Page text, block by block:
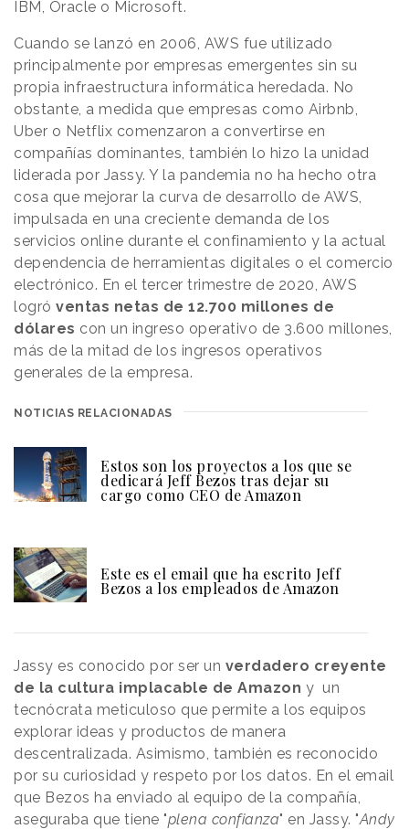
IBM, Oracle o Microsoft.
Cuando se lanzó en 2006, AWS fue utilizado
principalmente por empresas emergentes sin su
propia infraestructura informática heredada. No
obstante, a medida que empresas como Airbnb,
Uber o Netflix comenzaron a convertirse en
compañías dominantes, también lo hizo la unidad
liderada por Jassy. Y la pandemia no ha hecho otra
cosa que mejorar la curva de desarrollo de AWS,
impulsada en una creciente demanda de los
servicios online durante el confinamiento y la actual
dependencia de herramientas digitales o el comercio
electrónico. En el tercer trimestre de 2020, AWS
logró ventas netas de 12.700 millones de
dólares con un ingreso operativo de 3.600 millones,
más de la mitad de los ingresos operativos
generales de la empresa.
NOTICIAS RELACIONADAS
Estos son los proyectos a los que se
dedicará Jeff Bezos tras dejar su
cargo como CEO de Amazon
Este es el email que ha escrito Jeff
Bezos a los empleados de Amazon
Jassy es conocido por ser un verdadero creyente
de la cultura implacable de Amazon y un
tecnócrata meticuloso que permite a los equipos
explorar ideas y productos de manera
descentralizada. Asimismo, también es reconocido
por su curiosidad y respeto por los datos. En el email
que Bezos ha enviado al equipo de la compañía,
aseguraba que tiene "plena confianza" en Jassy. "Andy